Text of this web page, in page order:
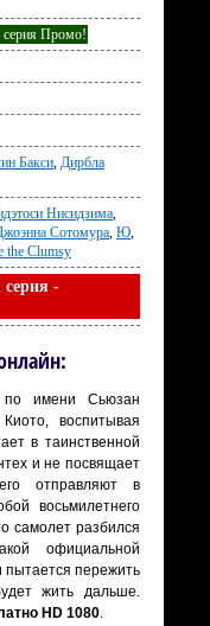
серия Промо!
Бакси, Дирбла
Нисидзима,
Сотомура, Ю,
the Clumsy
серия -
по имени Сьюзан
воспитывая
в таинственной
и не посвящает
отправляют в
восьмилетнего
самолет разбился
официальной
пережить
жить дальше.
HD 1080.